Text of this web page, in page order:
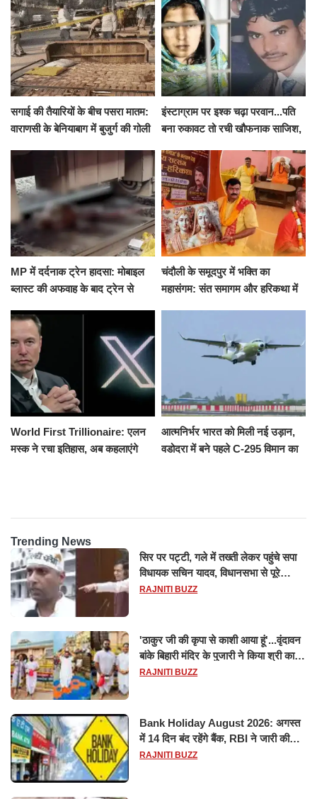
सगाई की तैयारियों के बीच पसरा मातम:
वाराणसी के बेनियाबाग में बुजुर्ग की गोली
इंस्टाग्राम पर इश्क चढ़ा परवान...पति
बना रुकावट तो रची खौफनाक साजिश,
के घाट
MP में दर्दनाक ट्रेन हादसा: मोबाइल
ब्लास्ट की अफवाह के बाद ट्रेन से
रौंदा, 4 की मौत
चंदौली के समूदपुर में भक्ति का
महासंगम: संत समागम और हरिकथा में
World First Trillionaire: एलन
मस्क ने रचा इतिहास, अब कहलाएंगे
आत्मनिर्भर भारत को मिली नई उड़ान,
वडोदरा में बने पहले C-295 विमान का
Trending News
सिर पर पट्टी, गले में तख्ती लेकर पहुंचे सपा
विधायक सचिन यादव, विधानसभा से पूरे
मानसून सत्र के लिए किया गया निलंबित
RAJNITI BUZZ
'ठाकुर जी की कृपा से काशी आया हूं'...वृंदावन
बांके बिहारी मंदिर के पुजारी ने किया श्री काशी
विश्वनाथ का जलाभिषेक
RAJNITI BUZZ
Bank Holiday August 2026: अगस्त
में 14 दिन बंद रहेंगे बैंक, RBI ने जारी की
छुट्टियों की लिस्ट​​​​​​​
RAJNITI BUZZ